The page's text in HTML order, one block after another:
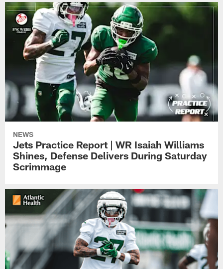
NEWS
Jets Practice Report | WR Isaiah Williams
Shines, Defense Delivers During Saturday
Scrimmage